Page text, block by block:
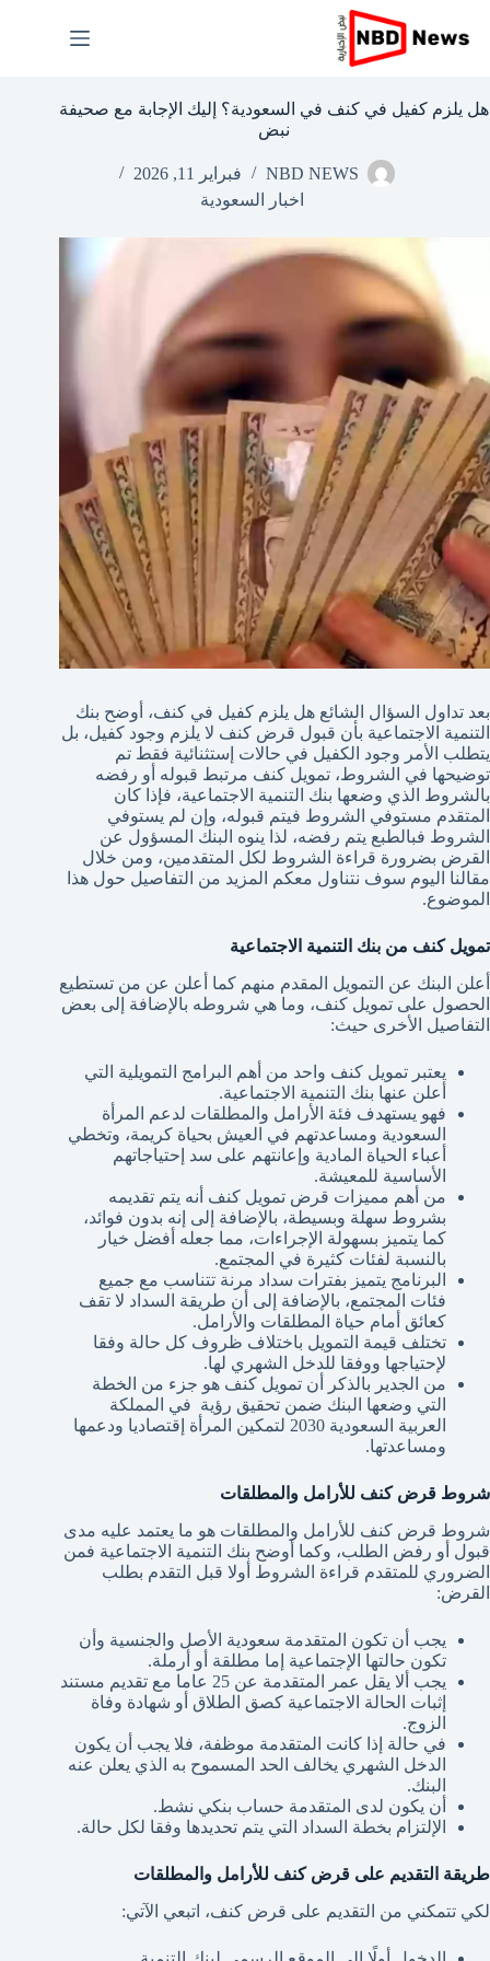
إلى
المحتوى
هل يلزم كفيل في كنف في السعودية؟ إليك الإجابة مع صحيفة
نبض
NBD NEWS
فبراير 11, 2026
اخبار السعودية
بعد تداول السؤال الشائع هل يلزم كفيل في كنف، أوضح بنك
التنمية الاجتماعية بأن قبول قرض كنف لا يلزم وجود كفيل، بل
يتطلب الأمر وجود الكفيل في حالات إستثنائية فقط تم
توضيحها في الشروط، تمويل كنف مرتبط قبوله أو رفضه
بالشروط الذي وضعها بنك التنمية الاجتماعية، فإذا كان
المتقدم مستوفي الشروط فيتم قبوله، وإن لم يستوفي
الشروط فبالطبع يتم رفضه، لذا ينوه البنك المسؤول عن
القرض بضرورة قراءة الشروط لكل المتقدمين، ومن خلال
مقالنا اليوم سوف نتناول معكم المزيد من التفاصيل حول هذا
الموضوع.
تمويل كنف من بنك التنمية الاجتماعية
أعلن البنك عن التمويل المقدم منهم كما أعلن عن من تستطيع
الحصول على تمويل كنف، وما هي شروطه بالإضافة إلى بعض
التفاصيل الأخرى حيث:
يعتبر تمويل كنف واحد من أهم البرامج التمويلية التي
أعلن عنها بنك التنمية الاجتماعية.
فهو يستهدف فئة الأرامل والمطلقات لدعم المرأة
السعودية ومساعدتهم في العيش بحياة كريمة، وتخطي
أعباء الحياة المادية وإعانتهم على سد إحتياجاتهم
الأساسية للمعيشة.
من أهم مميزات قرض تمويل كنف أنه يتم تقديمه
بشروط سهلة وبسيطة، بالإضافة إلى إنه بدون فوائد،
كما يتميز بسهولة الإجراءات، مما جعله أفضل خيار
بالنسبة لفئات كثيرة في المجتمع.
البرنامج يتميز بفترات سداد مرنة تتناسب مع جميع
فئات المجتمع، بالإضافة إلى أن طريقة السداد لا تقف
كعائق أمام حياة المطلقات والأرامل.
تختلف قيمة التمويل باختلاف ظروف كل حالة وفقا
لإحتياجها ووفقا للدخل الشهري لها.
من الجدير بالذكر أن تمويل كنف هو جزء من الخطة
التي وضعها البنك ضمن تحقيق رؤية في المملكة
العربية السعودية 2030 لتمكين المرأة إقتصاديا ودعمها
ومساعدتها.
شروط قرض كنف للأرامل والمطلقات
شروط قرض كنف للأرامل والمطلقات هو ما يعتمد عليه مدى
قبول أو رفض الطلب، وكما أوضح بنك التنمية الاجتماعية فمن
الضروري للمتقدم قراءة الشروط أولا قبل التقدم بطلب
القرض:
يجب أن تكون المتقدمة سعودية الأصل والجنسية وأن
تكون حالتها الإجتماعية إما مطلقة أو أرملة.
يجب ألا يقل عمر المتقدمة عن 25 عاما مع تقديم مستند
إثبات الحالة الاجتماعية كصق الطلاق أو شهادة وفاة
الزوج.
في حالة إذا كانت المتقدمة موظفة، فلا يجب أن يكون
الدخل الشهري يخالف الحد المسموح به الذي يعلن عنه
البنك.
أن يكون لدى المتقدمة حساب بنكي نشط.
الإلتزام بخطة السداد التي يتم تحديدها وفقا لكل حالة.
طريقة التقديم على قرض كنف للأرامل والمطلقات
لكي تتمكني من التقديم على قرض كنف، اتبعي الآتي: